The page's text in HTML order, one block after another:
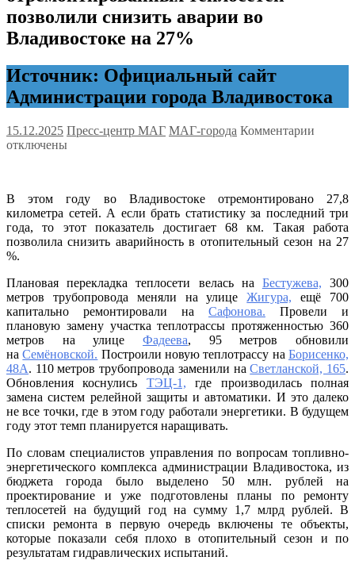
позволили снизить аварии во
Владивостоке на 27%
Источник: Официальный сайт
Администрации города Владивостока
15.12.2025 Пресс-центр МАГ МАГ-города Комментарии
км
во
на
27%
отключены
В этом году во Владивостоке отремонтировано 27,8
километра сетей. А если брать статистику за последний три
года, то этот показатель достигает 68 км. Такая работа
позволила снизить аварийность в отопительный сезон на 27
%.
Плановая перекладка теплосети велась на Бестужева, 300
метров трубопровода меняли на улицеЖигура, ещё 700
капитально ремонтировали на Сафонова. Провели и
плановую замену участка теплотрассы протяженностью 360
метров на улице Фадеева, 95 метров обновили
наСемёновской. Построили новую теплотрассу наБорисенко,
48А. 110 метров трубопровода заменили наСветланской, 165.
Обновления коснулись ТЭЦ-1, где производилась полная
замена систем релейной защиты и автоматики. И это далеко
не все точки, где в этом году работали энергетики. В будущем
году этот темп планируется наращивать.
По словам специалистов управления по вопросам топливно-
энергетического комплекса администрации Владивостока, из
бюджета города было выделено 50 млн. рублей на
проектирование и уже подготовлены планы по ремонту
теплосетей на будущий год на сумму 1,7 млрд рублей. В
списки ремонта в первую очередь включены те объекты,
которые показали себя плохо в отопительный сезон и по
результатам гидравлических испытаний.